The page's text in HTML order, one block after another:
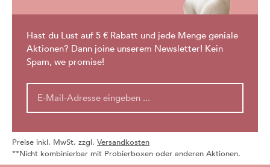
Hast du Lust auf 5 € Rabatt und jede Menge geniale
Aktionen? Dann joine unserem Newsletter! Kein
Spam, we promise!
Preise inkl. MwSt. zzgl. Versandkosten
**Nicht kombinierbar mit Probierboxen oder anderen Aktionen.